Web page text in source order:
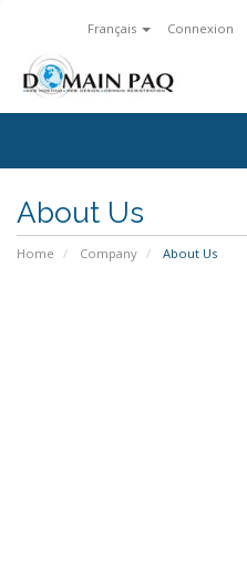
Français Connexion
About Us
Home Company About Us